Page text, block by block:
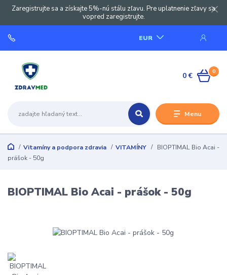
Zaregistrujte sa a získajte 5%-nú stálu zľavu. Pre uplatnenie zľavy sa
vopred zaregistrujte.
Menu
EUR
0
0 €
Vitamíny a podpora zdravia VITAMÍNY
BIOPTIMAL Bio Acai -
prášok - 50g
BIOPTIMAL Bio Acai - prášok - 50g